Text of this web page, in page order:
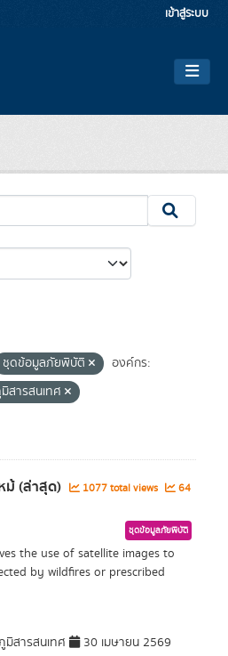
เข้าสู่ระบบ
ชุดข้อมูลภัยพิบัติ
องค์กร:
สารสนเทศ
ม้ (ล่าสุด) 1077 total views
64
ชุดข้อมูลภัยพิบัติ
the use of satellite images to
by wildfires or prescribed
มิสารสนเทศ 30 เมษายน 2569